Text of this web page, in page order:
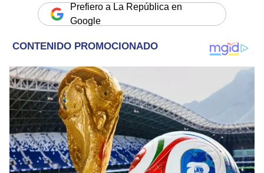
Prefiero a La República en
Google